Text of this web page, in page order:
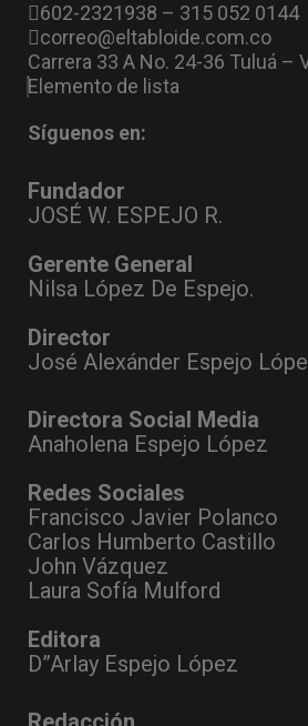
602-2321938 – 315 052 0144
correo@eltabloide.com.co
Carrera 33 A No. 24-36 Tuluá –
Elemento de lista
Síguenos en:
Fundador
JOSÉ W. ESPEJO R.
Gerente General
Nilsa López De Espejo.
Director
José Alexánder Espejo
Directora Social Media
Anaholena Espejo López
Redes Sociales
Francisco Javier Polanco
Carlos Humberto Castillo
John Vázquez
Laura Sofía Mulford
Editora
D”Arlay Espejo López